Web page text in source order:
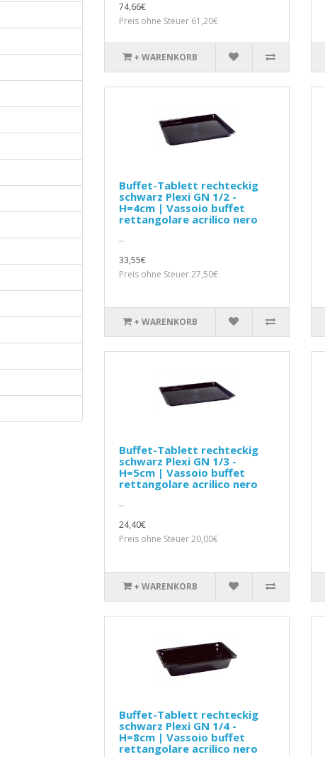
74,66€
Preis ohne Steuer 61,20€
+ WARENKORB
Buffet-Tablett rechteckig
schwarz Plexi GN 1/2 -
H=4cm | Vassoio buffet
rettangolare acrilico nero
..
33,55€
Preis ohne Steuer 27,50€
+ WARENKORB
Buffet-Tablett rechteckig
schwarz Plexi GN 1/3 -
H=5cm | Vassoio buffet
rettangolare acrilico nero
..
24,40€
Preis ohne Steuer 20,00€
+ WARENKORB
Buffet-Tablett rechteckig
schwarz Plexi GN 1/4 -
H=8cm | Vassoio buffet
rettangolare acrilico nero